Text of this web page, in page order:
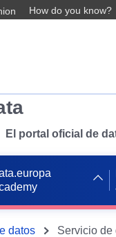
How do you know?
El portal oficial de
datos